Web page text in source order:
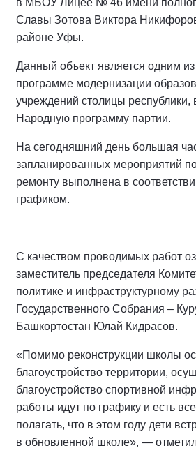
в МБОУ Лицее № 46 имени
Славы Зотова Виктора
районе Уфы.
Данный объект является одним
программе модернизации
учреждений столицы республики,
Народную программу партии.
На сегодняшний день большая
запланированных мероприятий
ремонту выполнена в
графиком.
С качеством проводимых работ
заместитель председателя
политике и инфраструктурному
Государственного Собрания –
Башкортостан Юлай Кидрасов.
«Помимо реконструкции школы
благоустройство территории,
благоустройство спортивной
работы идут по графику и есть
полагать, что в этом году дети
в обновленной школе», —